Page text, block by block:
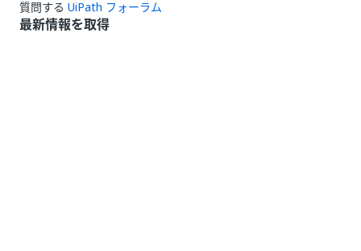
質問する UiPath フォーラム
最新情報を取得